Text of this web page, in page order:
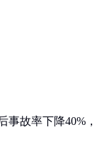
故率下降40%，